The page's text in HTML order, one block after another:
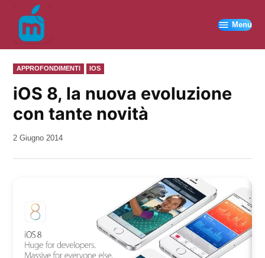
contenuto
Menu
PUBBLICATO
IN
APPROFONDIMENTI IOS
iOS 8, la nuova evoluzione
con tante novità
da
2 Giugno 2014